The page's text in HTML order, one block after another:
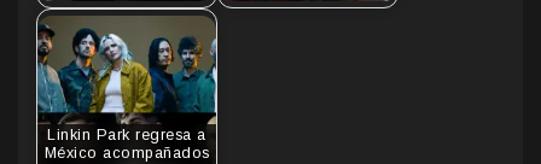
Linkin Park regresa a
México acompañados